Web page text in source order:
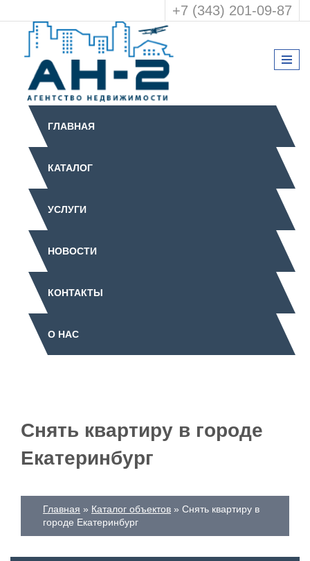
+7 (343) 201-09-87
ГЛАВНАЯ
КАТАЛОГ
УСЛУГИ
НОВОСТИ
КОНТАКТЫ
О НАС
Снять квартиру в городе
Екатеринбург
Главная Каталог объектов
Снять квартиру в
городе Екатеринбург